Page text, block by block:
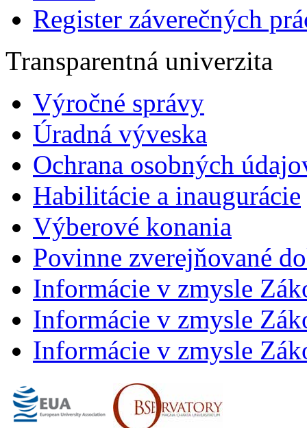
Register záverečných
Transparentná univerzita
Výročné správy
Úradná výveska
Ochrana osobných
Habilitácie a inaugurácie
Výberové konania
Povinne zverejňované
Informácie v zmysle
Informácie v zmysle
Informácie v zmysle